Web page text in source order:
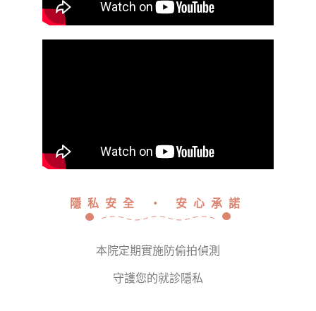
隱私安全 ‧ 安心承諾
本院定期實施防偷拍偵測
守護您的就診隱私